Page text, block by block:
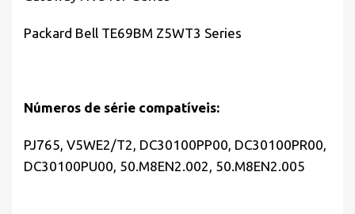
Packard Bell TE69BM Z5WT3 Series
Números de série compatíveis:
PJ765, V5WE2/T2, DC30100PP00, DC30100PR00,
DC30100PU00, 50.M8EN2.002, 50.M8EN2.005